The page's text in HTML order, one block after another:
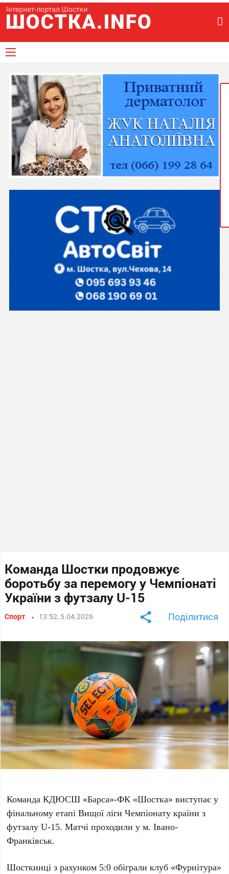
Команда Шостки продовжує
боротьбу за перемогу у Чемпіонаті
України з футзалу U-15
Спорт 13:52, 5.04.2026 Поділитися
Команда КДЮСШ «Барса»-ФК «Шостка» виступає у
фінальному етапі Вищої ліги Чемпіонату країни з
футзалу U-15. Матчі проходили у м. Івано-
Франківськ.
Шосткинці з рахунком 5:0 обіграли клуб «Фурнітура»